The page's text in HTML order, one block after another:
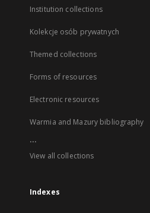
Institution collections
Kolekcje osób prywatnych
Themed collections
Forms of resources
Electronic resources
Warmia and Mazury bibliography
...
View all collections
Indexes